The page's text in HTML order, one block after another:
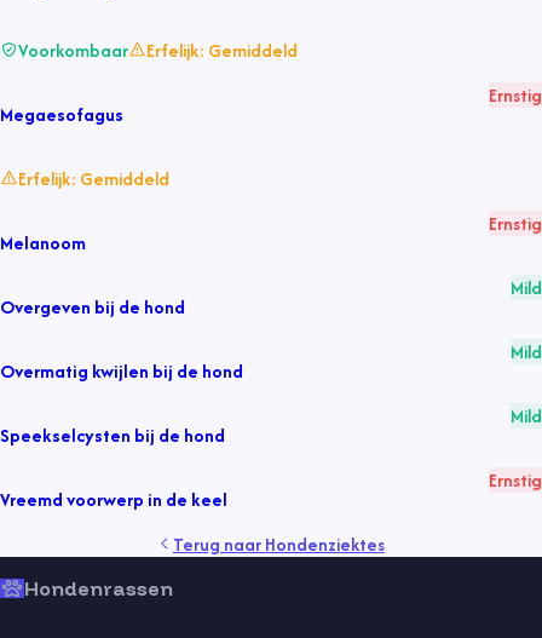
Voorkombaar Erfelijk: Gemiddeld
Megaesofagus
Ernstig
Erfelijk: Gemiddeld
Melanoom
Ernstig
Overgeven bij de hond
Mild
Overmatig kwijlen bij de hond
Mild
Speekselcysten bij de hond
Mild
Vreemd voorwerp in de keel
Ernstig
Terug naarHondenziektes
Hondenrassen